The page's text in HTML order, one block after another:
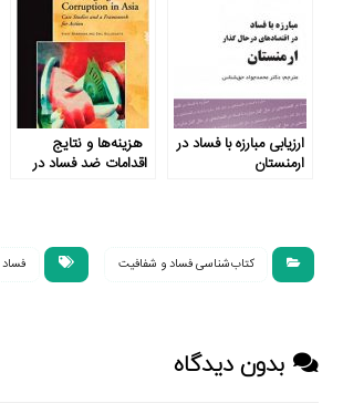
ارزیابی مبارزه با فساد در
ارمنستان
هزینه‌ها و نتایج
اقدامات ضد فساد در
کتاب‌شناسی فساد و شفافیت فساد
بدون دیدگاه